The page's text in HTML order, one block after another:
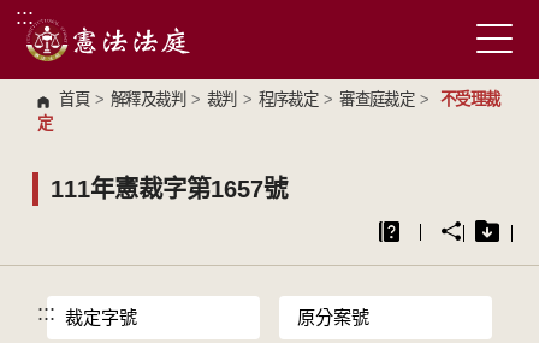
跳到主要內容區塊
:::
首頁 > 解釋及裁判 > 裁判 > 程序裁定 > 審查庭裁定 >
不受理裁
定
111年憲裁字第1657號
::: 裁定字號 原分案號